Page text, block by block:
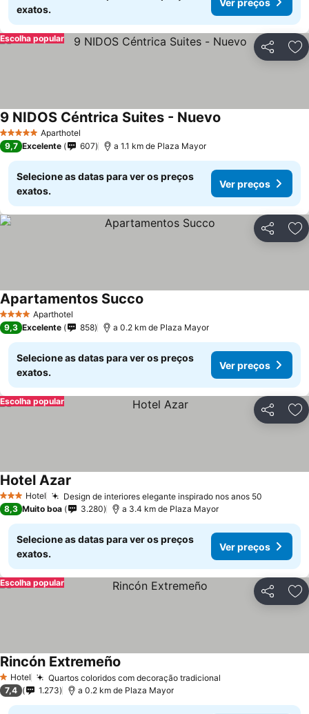
exatos.
Partilhar
Escolha popular
5 Estrelas Aparthotel
9 NIDOS Céntrica Suites - Nuevo
9,7 Excelente 607 a 1.1 km de Plaza Mayor
Selecione as datas para ver os preços
exatos.
Ver preços
Partilhar
4 EstrelasAparthotel
Apartamentos Succo
9,3 Excelente 858 a 0.2 km de Plaza Mayor
Selecione as datas para ver os preços
exatos.
Ver preços
Partilhar
Escolha popular
3 EstrelasHotel Design de interiores elegante inspirado nos anos 50
Hotel Azar
8,3 Muito boa 3.280 a 3.4 km de Plaza Mayor
Selecione as datas para ver os preços
exatos.
Ver preços
Partilhar
Escolha popular
1 Estrelas
Hotel Quartos coloridos com decoração tradicional
Rincón Extremeño
7,4 1.273 a 0.2 km de Plaza Mayor